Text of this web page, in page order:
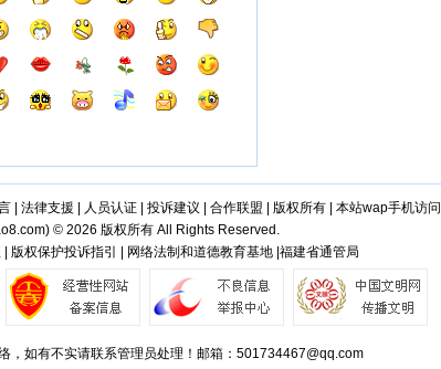
| 法律支援 人员认证| 投诉建议 合作联盟 版权所有| 本站wap手机访问
) © 2026 版权所有 All Rights Reserved.
版权保护投诉指引 | 网络法制和道德教育基地 |福建省通管局
，如有不实请联系管理员处理！邮箱：501734467@qq.com